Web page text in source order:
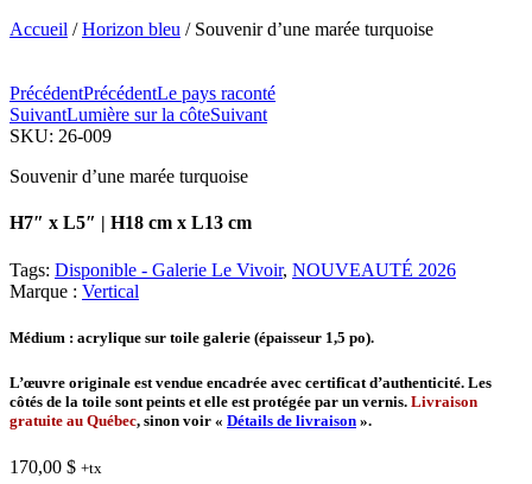
Accueil /Horizon bleu / Souvenir d’une marée turquoise
PrécédentPrécédentLe pays raconté
SuivantLumière sur la côteSuivant
SKU: 26-009
Souvenir d’une marée turquoise
H7″ x L5″ | H18 cm x L13 cm
Tags: Disponible - Galerie Le Vivoir, NOUVEAUTÉ 2026
Marque : Vertical
Médium : acrylique sur toile galerie (épaisseur 1,5 po).
L’œuvre originale est vendue encadrée avec certificat d’authenticité. Les
côtés de la toile sont peints et elle est protégée par un vernis. Livraison
gratuite au Québec, sinon voir « Détails de livraison ».
170,00 $ +tx